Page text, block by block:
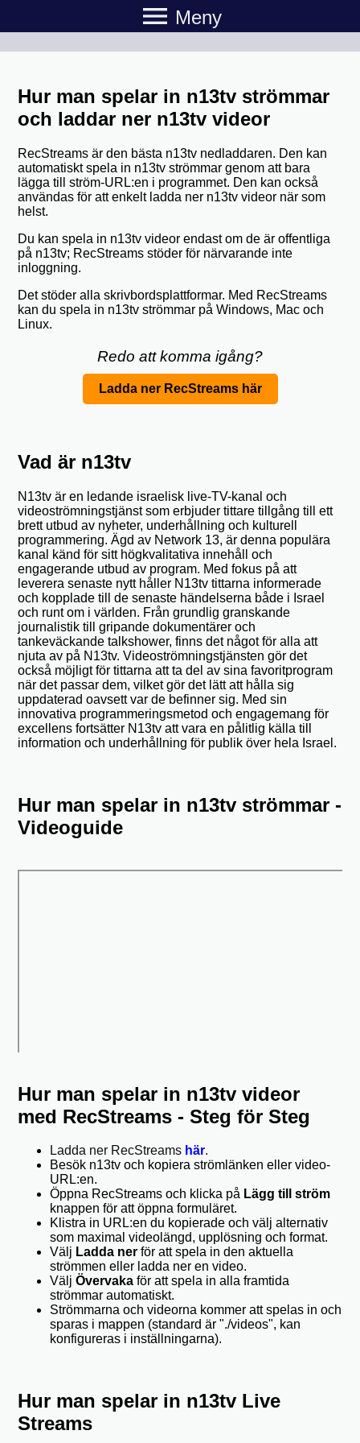
menu Meny
Hur man spelar in n13tv strömmar
och laddar ner n13tv videor
RecStreams är den bästa n13tv nedladdaren. Den kan
automatiskt spela in n13tv strömmar genom att bara
lägga till ström-URL:en i programmet. Den kan också
användas för att enkelt ladda ner n13tv videor när som
helst.
Du kan spela in n13tv videor endast om de är offentliga
på n13tv; RecStreams stöder för närvarande inte
inloggning.
Det stöder alla skrivbordsplattformar. Med RecStreams
kan du spela in n13tv strömmar på Windows, Mac och
Linux.
Redo att komma igång?
Ladda ner RecStreams här
Vad är n13tv
N13tv är en ledande israelisk live-TV-kanal och
videoströmningstjänst som erbjuder tittare tillgång till ett
brett utbud av nyheter, underhållning och kulturell
programmering. Ägd av Network 13, är denna populära
kanal känd för sitt högkvalitativa innehåll och
engagerande utbud av program. Med fokus på att
leverera senaste nytt håller N13tv tittarna informerade
och kopplade till de senaste händelserna både i Israel
och runt om i världen. Från grundlig granskande
journalistik till gripande dokumentärer och
tankeväckande talkshower, finns det något för alla att
njuta av på N13tv. Videoströmningstjänsten gör det
också möjligt för tittarna att ta del av sina favoritprogram
när det passar dem, vilket gör det lätt att hålla sig
uppdaterad oavsett var de befinner sig. Med sin
innovativa programmeringsmetod och engagemang för
excellens fortsätter N13tv att vara en pålitlig källa till
information och underhållning för publik över hela Israel.
Hur man spelar in n13tv strömmar -
Videoguide
Hur man spelar in n13tv videor
med RecStreams - Steg för Steg
Ladda ner RecStreams här.
Besök n13tv och kopiera strömlänken eller video-
URL:en.
Öppna RecStreams och klicka på Lägg till ström
knappen för att öppna formuläret.
Klistra in URL:en du kopierade och välj alternativ
som maximal videolängd, upplösning och format.
Välj Ladda ner för att spela in den aktuella
strömmen eller ladda ner en video.
VäljÖvervaka för att spela in alla framtida
strömmar automatiskt.
Strömmarna och videorna kommer att spelas in och
sparas i mappen (standard är "./videos", kan
konfigureras i inställningarna).
Hur man spelar in n13tv Live
Streams